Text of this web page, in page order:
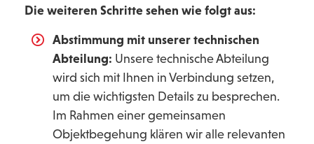
Die weiteren Schritte sehen wie folgt aus:
Abstimmung mit unserer technischen
Abteilung: Unsere technische Abteilung
wird sich mit Ihnen in Verbindung setzen,
um die wichtigsten Details zu besprechen.
Im Rahmen einer gemeinsamen
Objektbegehung klären wir alle relevanten